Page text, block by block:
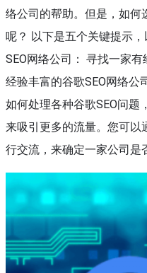
络公司的帮助。但是，如何
呢？ 以下是五个关键提示
SEO网络公司： 寻找一家
经验丰富的谷歌SEO网络公
如何处理各种谷歌SEO问题
来吸引更多的流量。您可以
行交流，来确定一家公司是